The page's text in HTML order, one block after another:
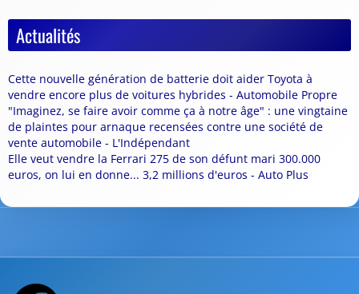
Actualités
Cette nouvelle génération de batterie doit aider Toyota à
vendre encore plus de voitures hybrides - Automobile Propre
"Imaginez, se faire avoir comme ça à notre âge" : une vingtaine
de plaintes pour arnaque recensées contre une société de
vente automobile - L'Indépendant
Elle veut vendre la Ferrari 275 de son défunt mari 300.000
euros, on lui en donne... 3,2 millions d'euros - Auto Plus